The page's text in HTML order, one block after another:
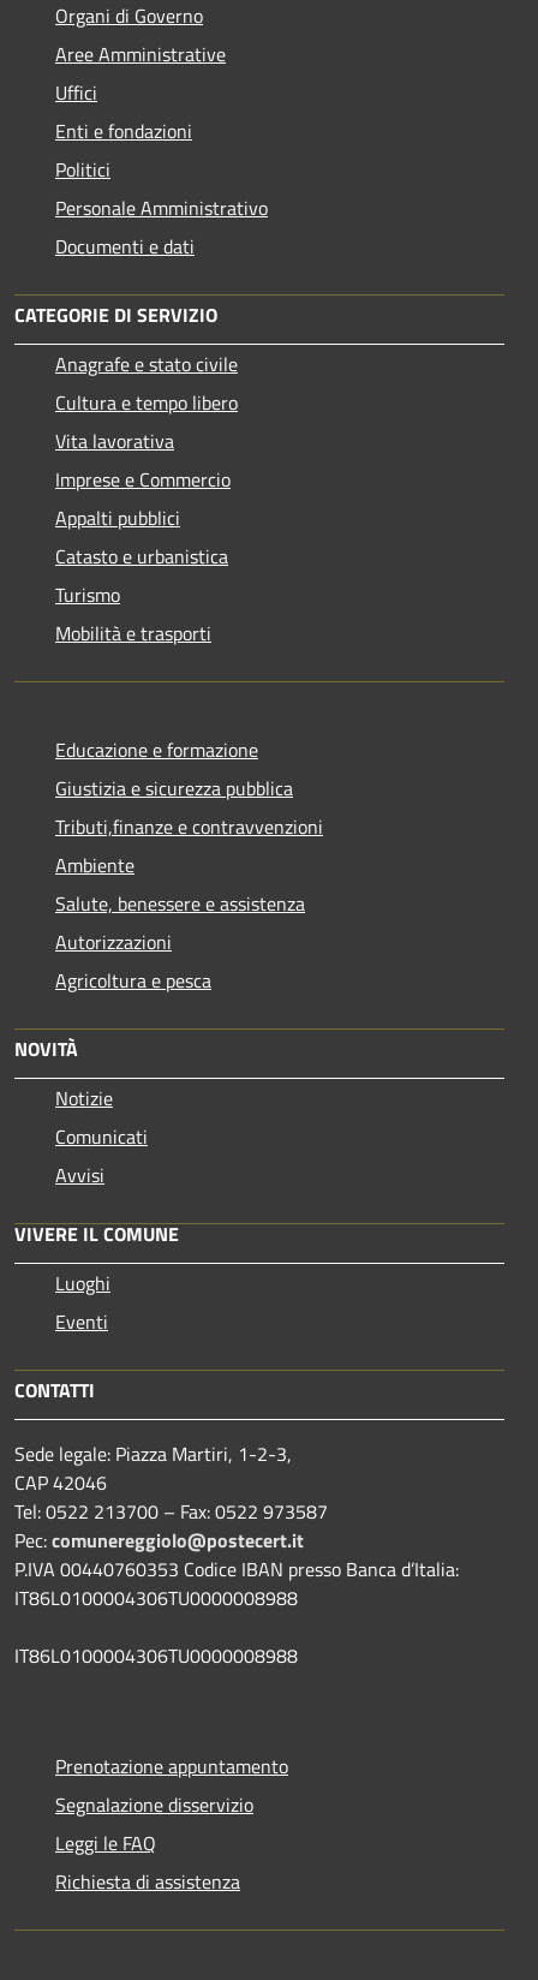
Organi di Governo
Aree Amministrative
Uffici
Enti e fondazioni
Politici
Personale Amministrativo
Documenti e dati
CATEGORIE DI SERVIZIO
Anagrafe e stato civile
Cultura e tempo libero
Vita lavorativa
Imprese e Commercio
Appalti pubblici
Catasto e urbanistica
Turismo
Mobilità e trasporti
Educazione e formazione
Giustizia e sicurezza pubblica
Tributi,finanze e contravvenzioni
Ambiente
Salute, benessere e assistenza
Autorizzazioni
Agricoltura e pesca
NOVITÀ
Notizie
Comunicati
Avvisi
VIVERE IL COMUNE
Luoghi
Eventi
CONTATTI
Sede legale: Piazza Martiri, 1-2-3,
CAP 42046
Tel: 0522 213700 – Fax: 0522 973587
Pec:comunereggiolo@postecert.it
P.IVA 00440760353 Codice IBAN presso Banca d’Italia:
IT86L0100004306TU0000008988
IT86L0100004306TU0000008988
Prenotazione appuntamento
Segnalazione disservizio
Leggi le FAQ
Richiesta di assistenza